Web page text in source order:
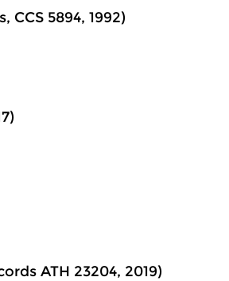
5894, 1992)
ATH 23204, 2019)